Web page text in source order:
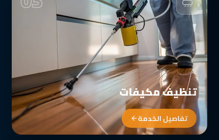
تنظيف مكيفات
تفاصيل الخدمة